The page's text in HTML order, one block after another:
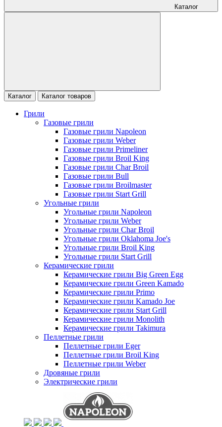
Каталог
Каталог Каталог товаров
Грили
Газовые грили
Газовые грили Napoleon
Газовые грили Weber
Газовые грили Primeliner
Газовые грили Broil King
Газовые грили Char Broil
Газовые грили Bull
Газовые грили Broilmaster
Газовые грили Start Grill
Угольные грили
Угольные грили Napoleon
Угольные грили Weber
Угольные грили Char Broil
Угольные грили Oklahoma Joe's
Угольные грили Broil King
Угольные грили Start Grill
Керамические грили
Керамические грили Big Green Egg
Керамические грили Green Kamado
Керамические грили Primo
Керамические грили Kamado Joe
Керамические грили Start Grill
Керамические грили Monolith
Керамические грили Takimura
Пеллетные грили
Пеллетные грили Eger
Пеллетные грили Broil King
Пеллетные грили Weber
Дровяные грили
Электрические грили